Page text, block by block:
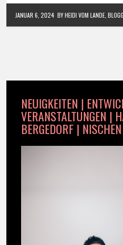
JANUAR 6, 2024 BY HEIDI VOM LANDE,
NEUIGKEITEN |
VERANSTALTUNGEN |
BERGEDORF |